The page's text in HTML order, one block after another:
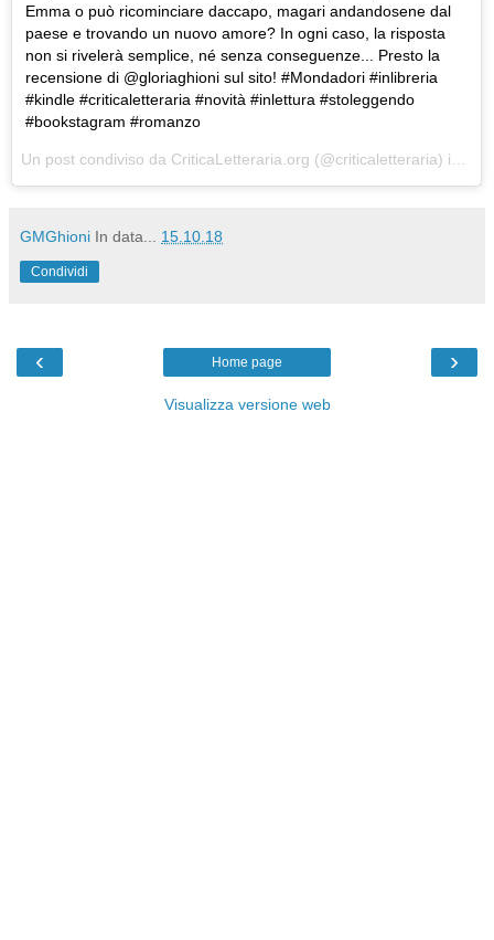
Emma o può ricominciare daccapo, magari andandosene dal
paese e trovando un nuovo amore? In ogni caso, la risposta
non si rivelerà semplice, né senza conseguenze... Presto la
recensione di @gloriaghioni sul sito! #Mondadori #inlibreria
#kindle #criticaletteraria #novità #inlettura #stoleggendo
#bookstagram #romanzo
Un post condiviso da CriticaLetteraria.org (@criticaletteraria) in data:
GMGhioni In data... 15.10.18
Condividi
‹ ›
Home page
Visualizza versione web